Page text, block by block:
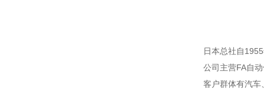
日本总社自
公司主营FA自
客户群体有汽车